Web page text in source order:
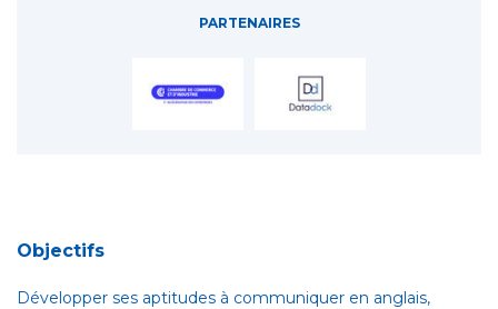
Objectifs
Développer ses aptitudes à communiquer en anglais,
PARTENAIRES